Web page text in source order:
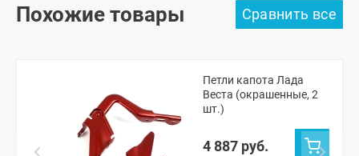
Похожие товары
Петли капота Лада
Веста (окрашенные, 2
шт.)
4 887 руб.